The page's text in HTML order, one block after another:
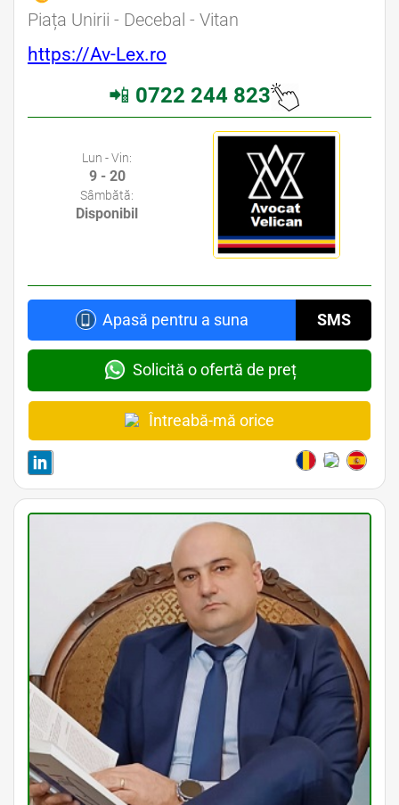
Piața Unirii - Decebal - Vitan
https://Av-Lex.ro
📲 0722 244 823
Lun - Vin:
9 - 20
Sâmbătă:
Disponibil
Apasă pentru a suna SMS
Solicită o ofertă de preț
Întreabă-mă orice